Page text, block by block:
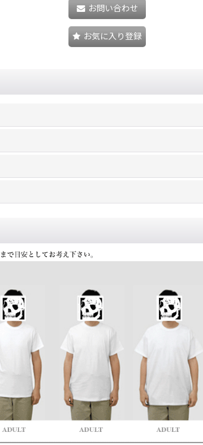
お問い合わせ
お気に入り登録